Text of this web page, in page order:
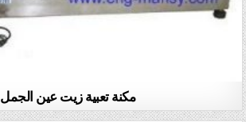
مكنة تعبية زيت عين الجمل